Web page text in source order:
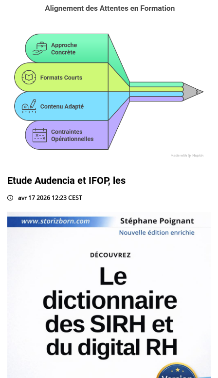
Etude Audencia et IFOP, les
avr 17 2026 12:23 CEST